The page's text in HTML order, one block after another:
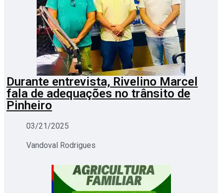
Durante entrevista, Rivelino Marcel
fala de adequações no trânsito de
Pinheiro
03/21/2025
Vandoval Rodrigues